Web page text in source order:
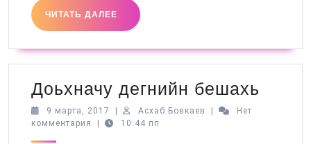
ЧИТАТЬ ДАЛЕЕ
ЧИТАТЬ
ДАЛЕЕ
Доьхначу дегнийн бешахь
9 марта, 2017
марта,
Асхаб Бовкаев Асхаб
Нет
комментария
10:44 пп